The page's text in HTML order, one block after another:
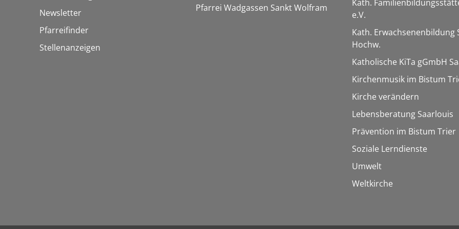
Newsletter
Pfarreifinder
Stellenanzeigen
Pfarrei Wadgassen Sankt Wolfram
Kath.
e.V.
Kath. Erwachsenenbildung
Hochw.
Katholische KiTa gGmbH
Kirchenmusik im Bistum
Kirche verändern
Lebensberatung Saarlouis
Prävention im Bistum Trier
Soziale Lerndienste
Umwelt
Weltkirche